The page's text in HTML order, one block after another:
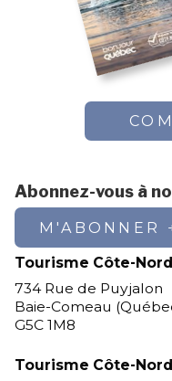
Abonnez-vous à
M'ABONNER
Tourisme Côte-
734 Rue de Puyjalon
Baie-Comeau
G5C 1M8
Tourisme Côte-